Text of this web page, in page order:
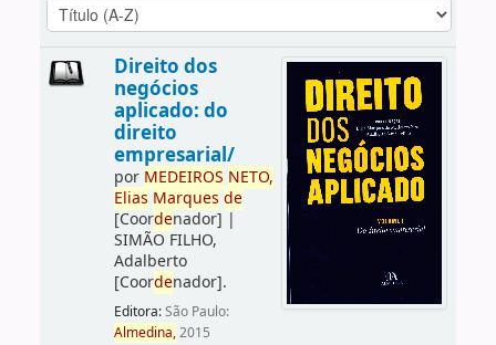
Direito dos
negócios
aplicado: do
direito
empresarial/
por MEDEIROS NETO,
Elias Marques de
[Coordenador] |
SIMÃO FILHO,
Adalberto
[Coordenador].
Editora:São Paulo:
Almedina,2015